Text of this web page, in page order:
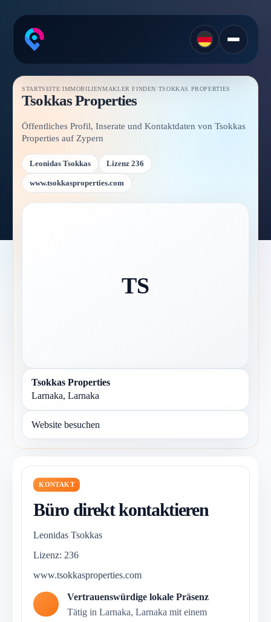
STARTSEITE/IMMOBILIENMAKLER FINDEN /TSOKKAS PROPERTIES
Tsokkas Properties
Öffentliches Profil, Inserate und Kontaktdaten von Tsokkas
Properties auf Zypern
Leonidas Tsokkas Lizenz 236
www.tsokkasproperties.com
TS
Tsokkas Properties
Larnaka, Larnaka
Website besuchen
KONTAKT
Büro direkt kontaktieren
Leonidas Tsokkas
Lizenz: 236
www.tsokkasproperties.com
Vertrauenswürdige lokale Präsenz
Tätig in Larnaka, Larnaka mit einem